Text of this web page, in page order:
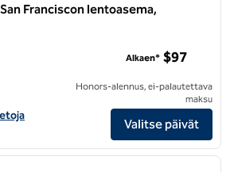
Franciscon lentoasema,
San Francisco Airport North -hotellin tiedot
Alkaen* $97
Honors-alennus, ei-palautettava
maksu
Valitse päivät
1/12